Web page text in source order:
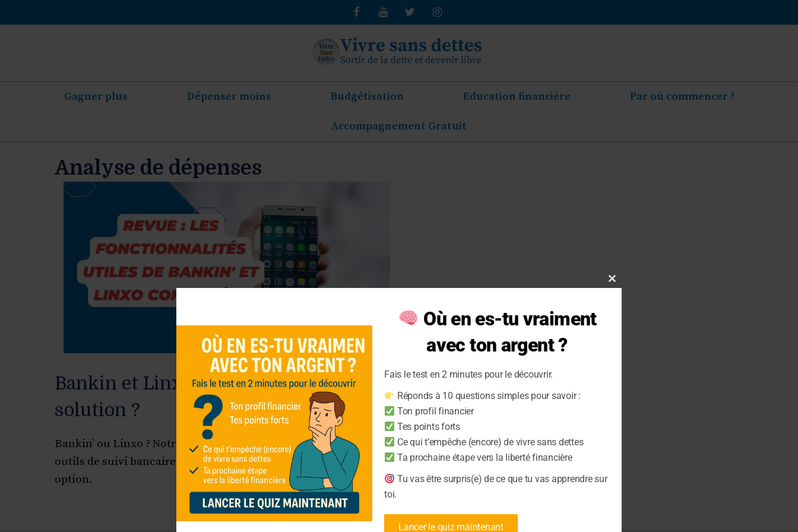
au
Gagner plus Dépenser moins Budgétisation Education financière Par où commencer ?
Accompagnement Gratuit
Analyse de dépenses
Bankin et Linxo : quelle est la meilleure
solution ?
Bankin’ ou Linxo ? Notre revue compare les avantages de ces deux
outils de suivi bancaire pour vous aider à choisir la meilleure
option.
Close
Où en es-tu vraiment
avec ton argent ?
Fais le test en 2 minutes pour le découvrir.
Réponds à 10 questions simples pour savoir :
Ton profil financier
Tes points forts
Ce qui t’empêche (encore) de vivre sans dettes
Ta prochaine étape vers la liberté financière
Tu vas être surpris(e) de ce que tu vas apprendre sur
toi.
Lancer le quiz maintenant